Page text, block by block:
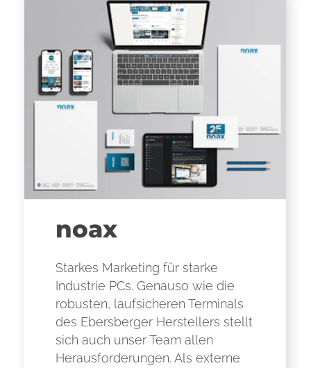
noax
Starkes Marketing für starke
Industrie PCs. Genauso wie die
robusten, laufsicheren Terminals
des Ebersberger Herstellers stellt
sich auch unser Team allen
Herausforderungen. Als externe